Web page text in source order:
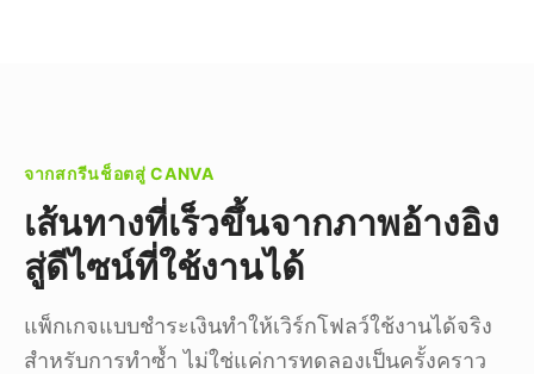
จากสกรีนช็อตสู่ CANVA
เส้นทางที่เร็วขึ้นจากภาพอ้างอิง
สู่ดีไซน์ที่ใช้งานได้
แพ็กเกจแบบชำระเงินทำให้เวิร์กโฟลว์ใช้งานได้จริง
สำหรับการทำซ้ำ ไม่ใช่แค่การทดลองเป็นครั้งคราว